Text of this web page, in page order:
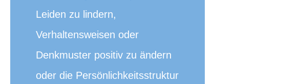
Leiden zu lindern,
Verhaltensweisen oder
Denkmuster positiv zu ändern
oder die Persönlichkeitsstruktur